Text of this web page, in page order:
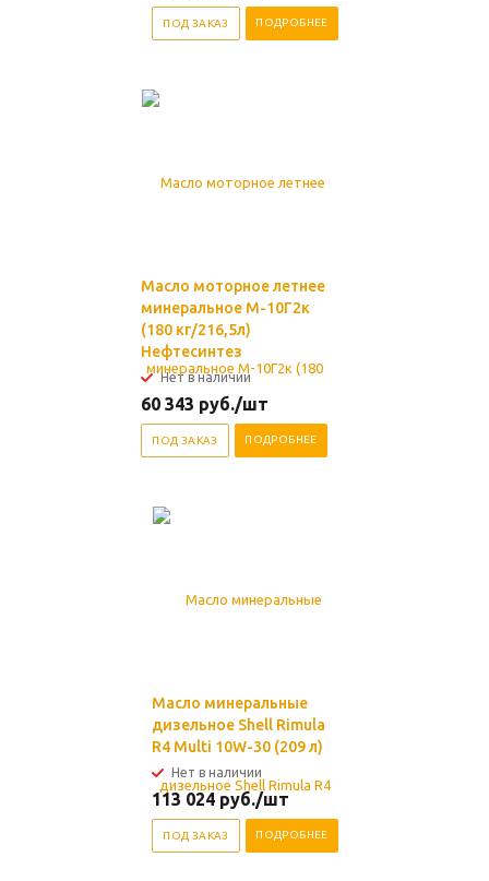
ПОД ЗАКАЗ ПОДРОБНЕЕ
Масло моторное летнее
минеральное М-10Г2к
(180 кг/216,5л)
Нефтесинтез
Нет в наличии
60 343 руб./шт
ПОД ЗАКАЗ ПОДРОБНЕЕ
Масло минеральные
дизельное Shell Rimula
R4 Multi 10W-30 (209 л)
Нет в наличии
113 024 руб./шт
ПОД ЗАКАЗ ПОДРОБНЕЕ